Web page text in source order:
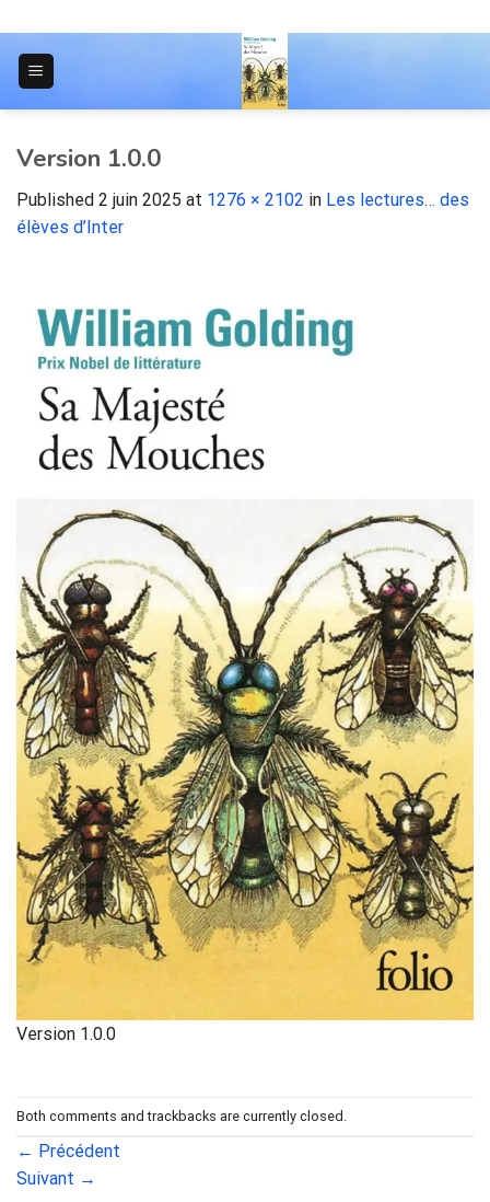
to
content
Version 1.0.0
Published 2 juin 2025 at 1276 × 2102 in Les lectures… des
élèves d’Inter
Version 1.0.0
Both comments and trackbacks are currently closed.
← Précédent
Suivant →